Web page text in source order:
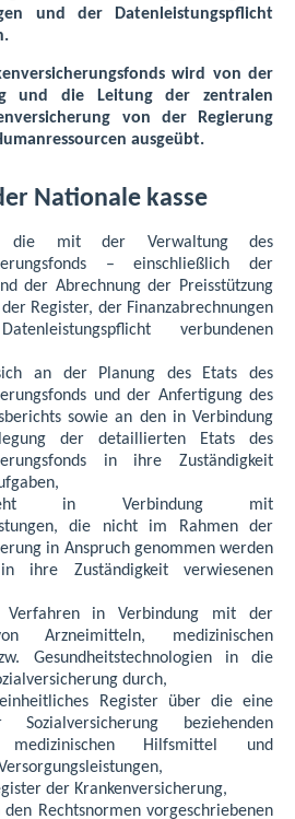
und der Datenleistungspflicht
wird von der
und die Leitung der zentralen
von der Regierung
ausgeübt.
Nationale kasse
die mit der Verwaltung des
– einschließlich der
der Abrechnung der Preisstützung
Register, der Finanzabrechnungen
verbundenen
an der Planung des Etats des
und der Anfertigung des
sowie an den in Verbindung
der detaillierten Etats des
in ihre Zuständigkeit
in Verbindung mit
die nicht im Rahmen der
in Anspruch genommen werden
ihre Zuständigkeit verwiesenen
in Verbindung mit der
Arzneimitteln, medizinischen
Gesundheitstechnologien in die
durch,
Register über die eine
beziehenden
medizinischen Hilfsmittel und
der Krankenversicherung,
Rechtsnormen vorgeschriebenen